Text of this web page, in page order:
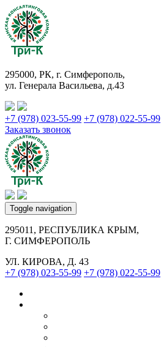
295000, РК, г. Симферополь,
ул. Генерала Васильева, д.43
+7 (978) 023-55-99 +7 (978) 022-55-99
Заказать звонок
Toggle navigation
295011, РЕСПУБЛИКА КРЫМ,
Г. СИМФЕРОПОЛЬ
УЛ. КИРОВА, Д. 43
+7 (978) 023-55-99 +7 (978) 022-55-99